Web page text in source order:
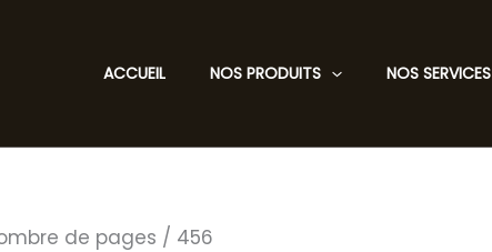
ACCUEIL NOS PRODUITS NOS SERVICES
de pages / 456